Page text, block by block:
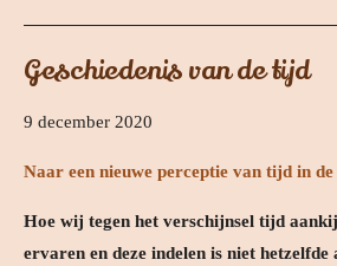
Geschiedenis van de tijd
9 december 2020
Naar een nieuwe perceptie van tijd in de
Hoe wij tegen het verschijnsel tijd
ervaren en deze indelen is niet hetzelfde